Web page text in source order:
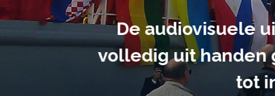
van ons evenement heb ik
en dat is een aanrader! Alles
verzorgd.